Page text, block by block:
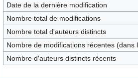
Date de la dernière modification
Nombre total de modifications
Nombre total d'auteurs distincts
Nombre de modifications récentes (dans
Nombre d'auteurs distincts récents